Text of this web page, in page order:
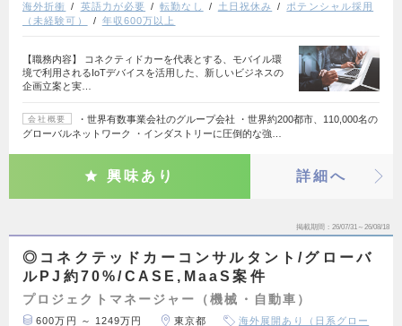
海外折衝
英語力が必要 転勤なし 土日祝休み
ポテンシャル採用
（未経験可）
年収600万以上
【職務内容】 コネクティドカーを代表とする、モバイル環
境で利用されるIoTデバイスを活用した、新しいビジネスの
企画立案と実…
会社概要
・世界有数事業会社のグループ会社 ・世界約200都市、110,000名の
グローバルネットワーク ・インダストリーに圧倒的な強…
興味あり 詳細へ
掲載期間 26/07/31～26/08/18
◎コネクテッドカーコンサルタント/グローバ
ルPJ約70%/CASE,MaaS案件
プロジェクトマネージャー（機械・自動車）
600万円 ～ 1249万円 東京都
海外展開あり（日系グロー